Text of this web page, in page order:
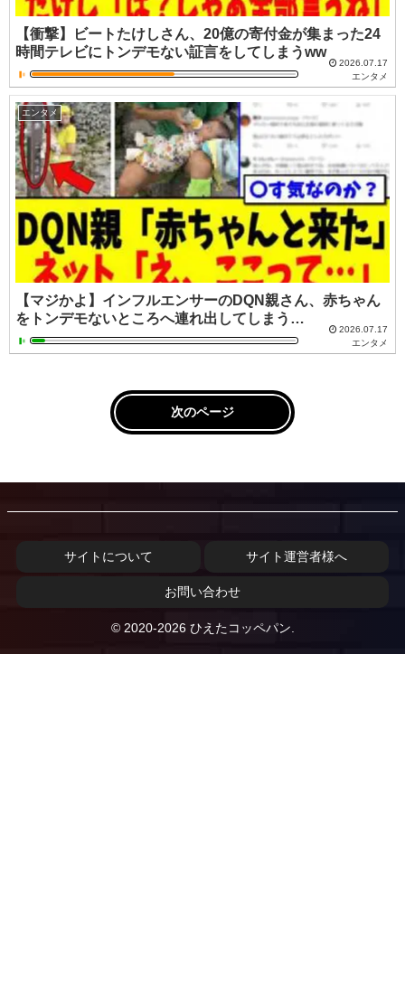
【衝撃】ビートたけしさん、20億の寄付金が集まった24
時間テレビにトンデモない証言をしてしまうww
2026.07.17
エンタメ
エンタメ
【マジかよ】インフルエンサーのDQN親さん、赤ちゃん
をトンデモないところへ連れ出してしまう…
2026.07.17
エンタメ
次のページ
サイトについて サイト運営者様へ
お問い合わせ
© 2020-2026 ひえたコッペパン.